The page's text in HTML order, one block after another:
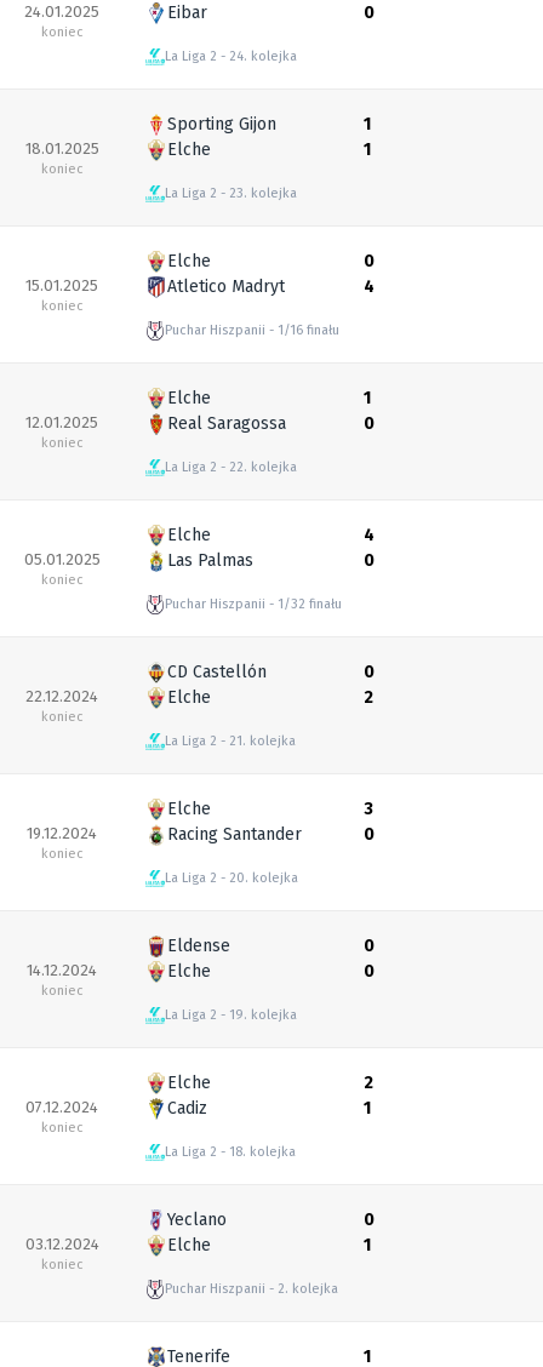
24.01.2025
koniec
Eibar
La Liga 2 24. kolejka
0
18.01.2025
koniec
Sporting Gijon
Elche
La Liga 2 23. kolejka
1
1
15.01.2025
koniec
Elche
Atletico Madryt
Puchar Hiszpanii 1/16 finału
0
4
12.01.2025
koniec
Elche
Real Saragossa
La Liga 2 22. kolejka
1
0
05.01.2025
koniec
Elche
Las Palmas
Puchar Hiszpanii 1/32 finału
4
0
22.12.2024
koniec
CD Castellón
Elche
La Liga 2 21. kolejka
0
2
19.12.2024
koniec
Elche
Racing Santander
La Liga 2 20. kolejka
3
0
14.12.2024
koniec
Eldense
Elche
La Liga 2 19. kolejka
0
0
07.12.2024
koniec
Elche
Cadiz
La Liga 2 18. kolejka
2
1
03.12.2024
koniec
Yeclano
Elche
Puchar Hiszpanii 2. kolejka
0
1
Tenerife 1